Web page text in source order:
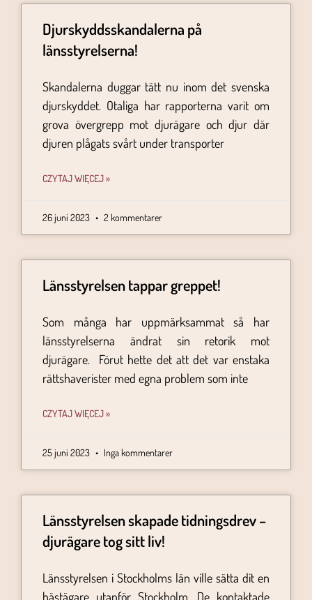
Djurskyddsskandalerna på
länsstyrelserna!
Skandalerna duggar tätt nu inom det svenska
djurskyddet. Otaliga har rapporterna varit om
grova övergrepp mot djurägare och djur där
djuren plågats svårt under transporter
CZYTAJ WIĘCEJ »
26 juni 2023 2 kommentarer
Länsstyrelsen tappar greppet!
Som många har uppmärksammat så har
länsstyrelserna ändrat sin retorik mot
djurägare. Förut hette det att det var enstaka
rättshaverister med egna problem som inte
CZYTAJ WIĘCEJ »
25 juni 2023 Inga kommentarer
Länsstyrelsen skapade tidningsdrev –
djurägare tog sitt liv!
Länsstyrelsen i Stockholms län ville sätta dit en
hästägare utanför Stockholm. De kontaktade